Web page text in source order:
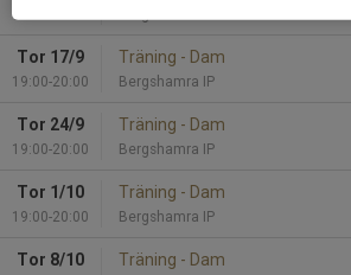
19:00-20:00
Tor 17/9
19:00-20:00
Träning - Dam
Bergshamra IP
Tor 24/9
19:00-20:00
Träning - Dam
Bergshamra IP
Tor 1/10
19:00-20:00
Träning - Dam
Bergshamra IP
Tor 8/10 Träning - Dam